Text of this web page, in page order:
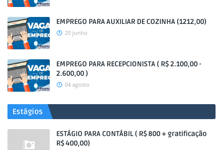
EMPREGO PARA AUXILIAR DE COZINHA (1212,00)
20 junho
EMPREGO PARA RECEPCIONISTA ( R$ 2.100,00 -
2.600,00 )
04 agosto
Estágios
ESTÁGIO PARA CONTÁBIL ( R$ 800 + gratificação
R$ 400,00)